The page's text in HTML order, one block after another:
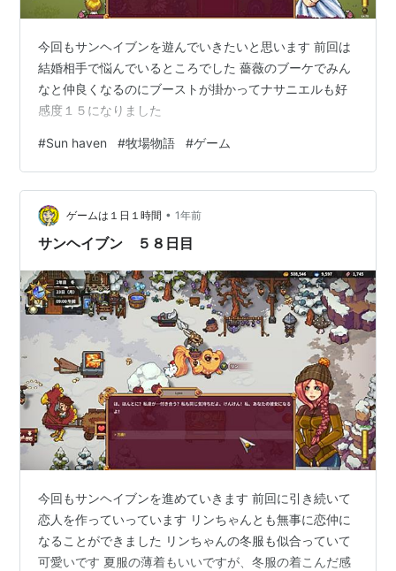
今回もサンヘイブンを遊んでいきたいと思います 前回は
結婚相手で悩んでいるところでした 薔薇のブーケでみん
なと仲良くなるのにブーストが掛かってナサニエルも好
感度１５になりました
#Sun haven #牧場物語 #ゲーム
ゲームは１日１時間 • 1年前
サンヘイブン ５８日目
今回もサンヘイブンを進めていきます 前回に引き続いて
恋人を作っていっています リンちゃんとも無事に恋仲に
なることができました リンちゃんの冬服も似合っていて
可愛いです 夏服の薄着もいいですが、冬服の着こんだ感